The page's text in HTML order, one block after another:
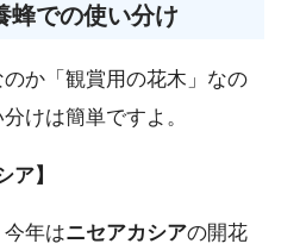
蜂での使い分け
か「観賞用の花木」なの
けは簡単ですよ。
ア】
年はニセアカシアの開花